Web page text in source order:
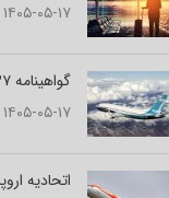
۱۴۰۵-۰۵-۱۷
گواهینامه ۷۳۷سری۷ صادر شد
۱۴۰۵-۰۵-۱۷
اتحادیه